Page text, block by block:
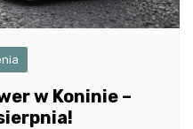
w Koninie –